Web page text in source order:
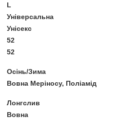
L
Універсальна
Унісекс
52
52
Осінь/Зима
Вовна Меріносу, Поліамід
Лонгслив
Вовна